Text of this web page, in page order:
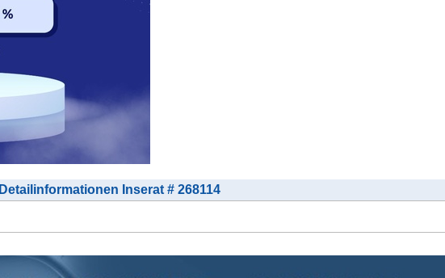
Detailinformationen Inserat # 268114